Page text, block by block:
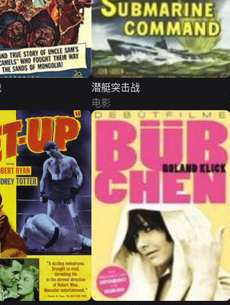
潜艇突击战
电影